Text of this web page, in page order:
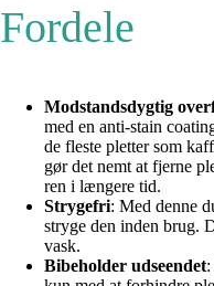
Fordele
Modstandsdygtig
med en anti-stain
de fleste pletter som
gør det nemt at fjerne
ren i længere tid.
Strygefri: Med denne
stryge den inden brug.
vask.
Bibeholder udseendet